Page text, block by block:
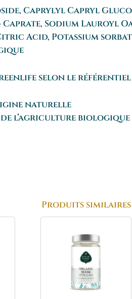
Caprylyl Capryl
Sodium Lauroyl
Acid, Potassium
selon le référentiel
naturelle
de l’agriculture biologique
Produits similaires